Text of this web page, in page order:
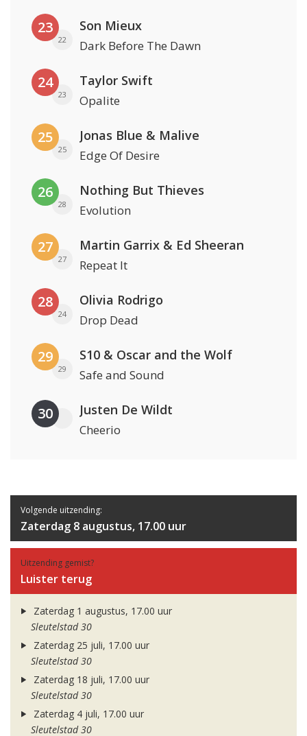
23
22
Son Mieux
Dark Before The Dawn
24
23
Taylor Swift
Opalite
25
25
Jonas Blue & Malive
Edge Of Desire
26
28
Nothing But Thieves
Evolution
27
27
Martin Garrix & Ed Sheeran
Repeat It
28
24
Olivia Rodrigo
Drop Dead
29
29
S10 & Oscar and the Wolf
Safe and Sound
30 Justen De Wildt
Cheerio
Volgende uitzending:
Zaterdag 8 augustus, 17.00 uur
Uitzending gemist?
Luister terug
Zaterdag 1 augustus, 17.00 uur
Sleutelstad 30
Zaterdag 25 juli, 17.00 uur
Sleutelstad 30
Zaterdag 18 juli, 17.00 uur
Sleutelstad 30
Zaterdag 4 juli, 17.00 uur
Sleutelstad 30